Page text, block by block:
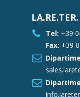
Tel: +39
Fax: +39